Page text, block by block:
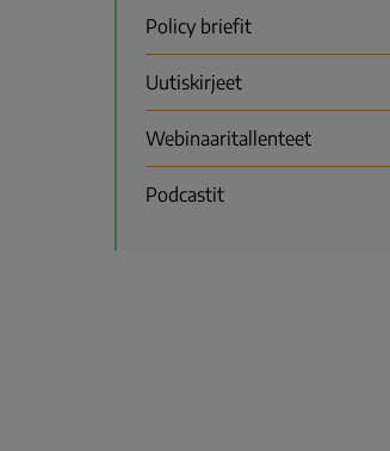
Policy briefit
Uutiskirjeet
Webinaaritallenteet
Podcastit